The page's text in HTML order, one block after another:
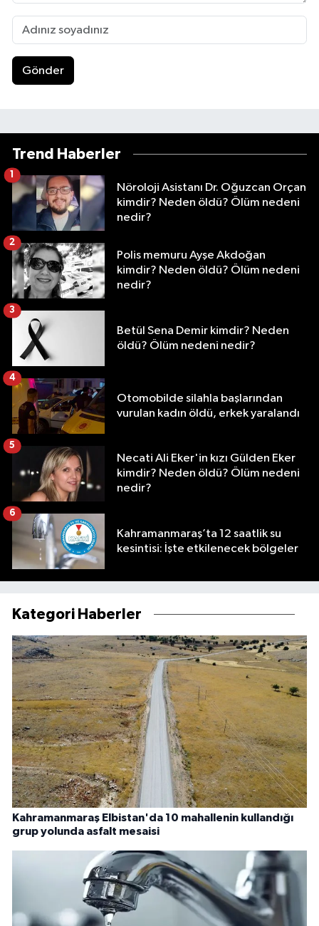
Gönder
Trend Haberler
Nöroloji Asistanı Dr. Oğuzcan Orçan
kimdir? Neden öldü? Ölüm nedeni
nedir?
1
Polis memuru Ayşe Akdoğan
kimdir? Neden öldü? Ölüm nedeni
nedir?
2
Betül Sena Demir kimdir? Neden
öldü? Ölüm nedeni nedir?
3
Otomobilde silahla başlarından
vurulan kadın öldü, erkek yaralandı
4
Necati Ali Eker'in kızı Gülden Eker
kimdir? Neden öldü? Ölüm nedeni
nedir?
5
Kahramanmaraş’ta 12 saatlik su
kesintisi: İşte etkilenecek bölgeler
6
Kategori Haberler
Kahramanmaraş Elbistan'da 10 mahallenin kullandığı
grup yolunda asfalt mesaisi